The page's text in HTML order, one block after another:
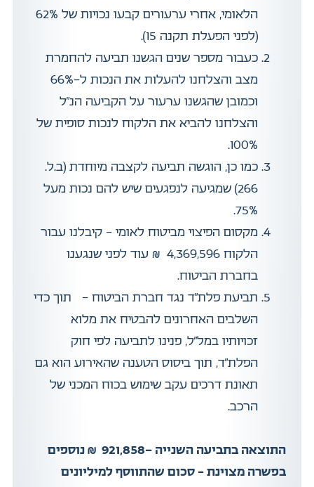
הלאומי, אחרי ערעורים קבעו נכויות של 62%
(לפני הפעלת תקנה 15).
כעבור מספר שנים הגשנו תביעה להחמרת
מצב והצלחנו להעלות את הנכות ל-66%
וכמובן שהגשנו ערעור על הקביעה הנ”ל
והצלחנו להביא את הלקוח לנכות סופית של
100%.
כמו כן, הוגשה תביעה לקצבה מיוחדת (ב.ל.
266) שמגיעה לנפגעים שיש להם נכות מעל
75%.
מקסום הפיצוי מביטוח לאומי – קיבלנו עבור
הלקוח 4,369,596 ₪ עוד לפני שנגענו
בחברת הביטוח.
תביעת פלת”ד נגד חברת הביטוח – תוך כדי
השלבים האחרונים להבטיח את מלוא
זכויותיו במל”ל, פנינו לתביעה לפי חוק
הפלת”ד, תוך ביסוס הטענה שהאירוע הוא גם
תאונת דרכים עקב שימוש בכוח המכני של
הרכב.
התוצאה בתביעה השנייה -921,858 ₪ נוספים
בפשרה מצוינת – סכום שהתווסף למיליונים